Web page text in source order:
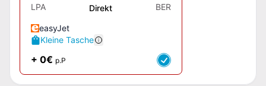
LPA
Direkt
BER
easyJet
Kleine Tasche
+ 0€ p.P